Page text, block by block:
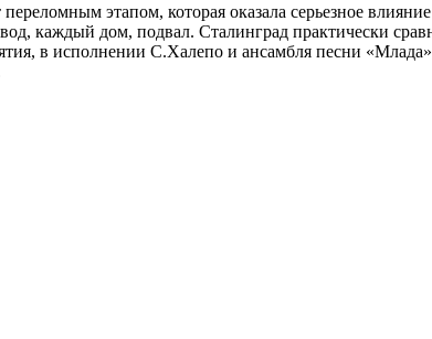
этапом, которая оказала серьезное
каждый дом, подвал. Сталинград практически
в исполнении С.Халепо и ансамбля песни